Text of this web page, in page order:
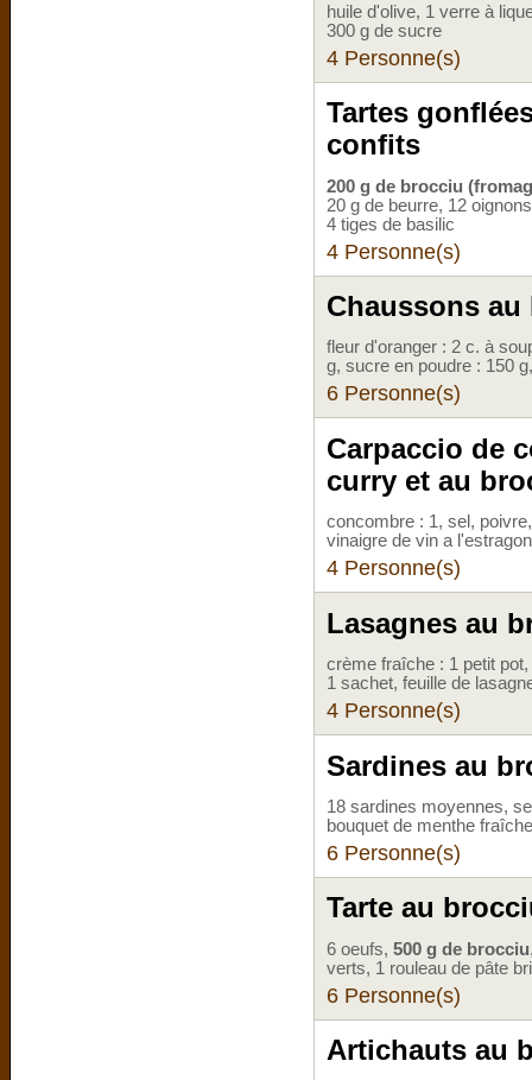
huile d'olive, 1 verre à
300 g de sucre
4 Personne(s)
Tartes
confits
200 g de brocciu
20 g de beurre, 12
4 tiges de basilic
4 Personne(s)
Chaussons
fleur d'oranger : 2 c. à
g, sucre en poudre : 150
6 Personne(s)
Carpaccio de
curry et au
concombre : 1, sel,
vinaigre de vin a
4 Personne(s)
Lasagnes au
crème fraîche : 1 petit pot,
1 sachet, feuille de
4 Personne(s)
Sardines au
18 sardines moyennes,
bouquet de menthe
6 Personne(s)
Tarte au
6 oeufs, 500 g de brocciu
verts, 1 rouleau de pâte
6 Personne(s)
Artichauts au